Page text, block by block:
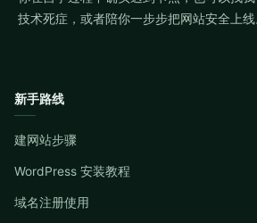
技术死症，或者陪你一步步把网站安全上线
新手路线
建网站步骤
WordPress 安装教程
域名注册使用